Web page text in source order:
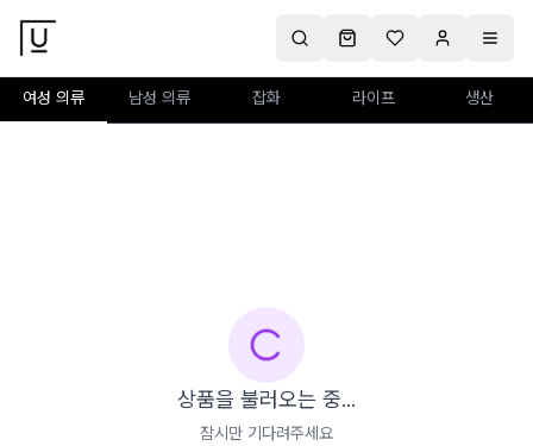
여성 의류 남성 의류 잡화 라이프 생산
상품을 불러오는 중...
잠시만 기다려주세요